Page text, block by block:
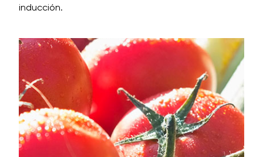
inducción.